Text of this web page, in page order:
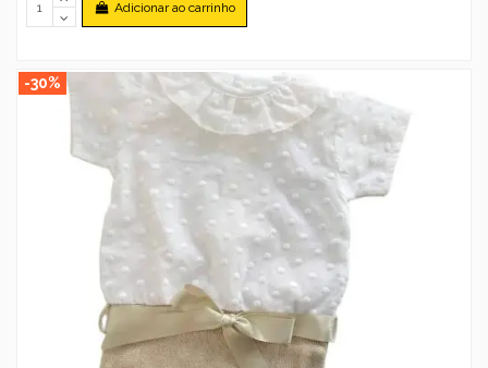
Adicionar ao carrinho
-30%